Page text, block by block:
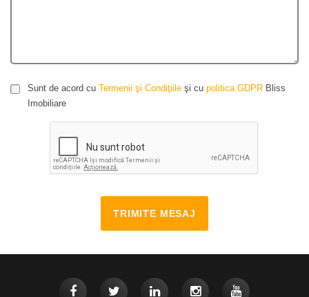
Sunt de acord cu Termenii şi Condiţiile şi cu politica GDPR Bliss
Imobiliare
TRIMITE MESAJ